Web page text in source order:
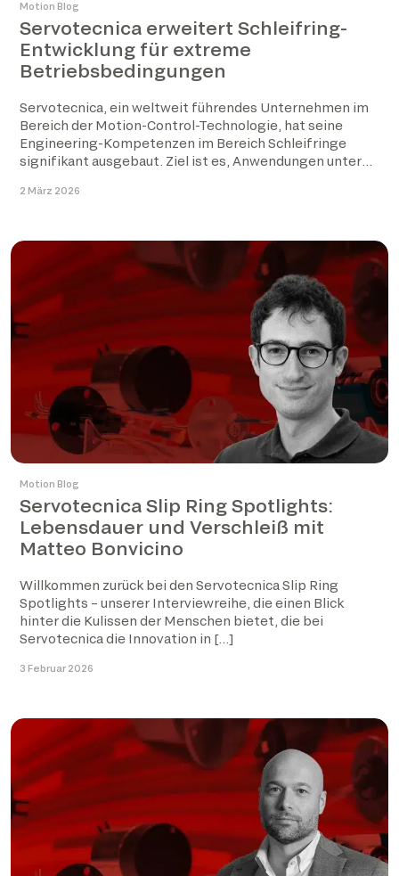
Motion Blog
Servotecnica erweitert Schleifring-
Entwicklung für extreme
Betriebsbedingungen
Servotecnica, ein weltweit führendes Unternehmen im
Bereich der Motion-Control-Technologie, hat seine
Engineering-Kompetenzen im Bereich Schleifringe
signifikant ausgebaut. Ziel ist es, Anwendungen unter
2 März 2026
Motion Blog
Servotecnica Slip Ring Spotlights:
Lebensdauer und Verschleiß mit
Matteo Bonvicino
Willkommen zurück bei den Servotecnica Slip Ring
Spotlights – unserer Interviewreihe, die einen Blick
hinter die Kulissen der Menschen bietet, die bei
Servotecnica die Innovation in […]
3 Februar 2026